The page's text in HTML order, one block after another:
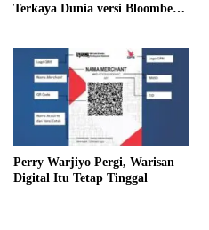
Terkaya Dunia versi Bloomberg,
Perry Warjiyo Pergi, Warisan
Digital Itu Tetap Tinggal